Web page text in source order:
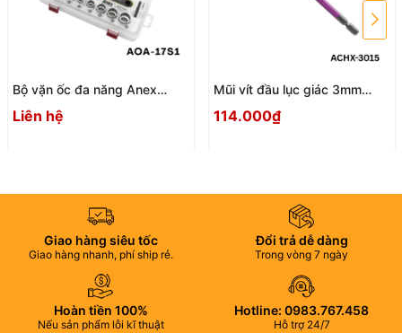
Bộ vặn ốc đa năng Anex
AOA-17S1 Nhật Bản
Liên hệ
Mũi vít đầu lục giác 3mm
114.000₫
Giao hàng siêu tốc
Giao hàng nhanh, phí ship rẻ.
Đổi trả dễ dàng
Trong vòng 7 ngày
Hoàn tiền 100%
Nếu sản phẩm lỗi kĩ thuật
Hotline: 0983.767.458
Hỗ trợ 24/7